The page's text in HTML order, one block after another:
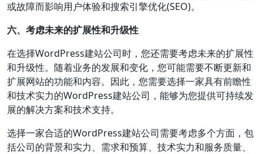
或故障而影响用户体验和搜索引擎优化(SEO)。
六、考虑未来的扩展性和升级性
在选择WordPress建站公司时，您还需要考虑未来的扩展性
和升级性。随着业务的发展和变化，您可能需要不断更新和
扩展网站的功能和内容。因此，您需要选择一家具有前瞻性
和技术实力的WordPress建站公司，能够为您提供可持续发
展的解决方案和技术支持。
选择一家合适的WordPress建站公司需要考虑多个方面，包
括公司的背景和实力、需求和预算、技术实力和服务质量、